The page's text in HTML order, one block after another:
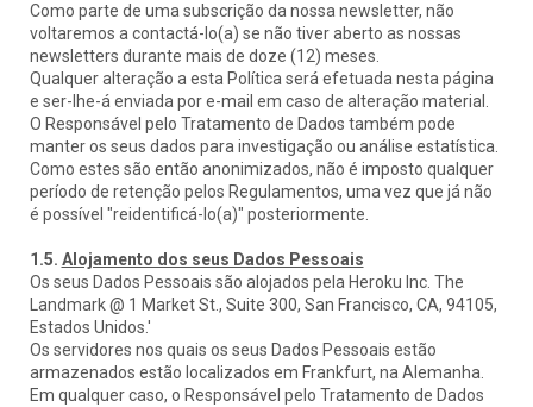
Como parte de uma subscrição da nossa newsletter, não
voltaremos a contactá-lo(a) se não tiver aberto as nossas
newsletters durante mais de doze (12) meses.
Qualquer alteração a esta Política será efetuada nesta página
e ser-lhe-á enviada por e-mail em caso de alteração material.
O Responsável pelo Tratamento de Dados também pode
manter os seus dados para investigação ou análise estatística.
Como estes são então anonimizados, não é imposto qualquer
período de retenção pelos Regulamentos, uma vez que já não
é possível "reidentificá-lo(a)" posteriormente.
1.5. Alojamento dos seus Dados Pessoais
Os seus Dados Pessoais são alojados pela Heroku Inc. The
Landmark @ 1 Market St., Suite 300, San Francisco, CA, 94105,
Estados Unidos.'
Os servidores nos quais os seus Dados Pessoais estão
armazenados estão localizados em Frankfurt, na Alemanha.
Em qualquer caso, o Responsável pelo Tratamento de Dados